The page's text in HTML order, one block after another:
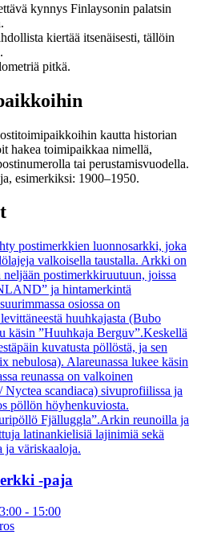
kynnys Finlaysonin palatsin
kiertää itsenäisesti, tällöin
pitkä.
kautta historian
hakea toimipaikkaa nimellä,
tai perustamisvuodella.
esimerkiksi: 1900–1950.
-paja
- 15:00